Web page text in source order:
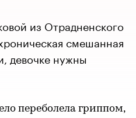
из Отрадненского
смешанная
девочке нужны
переболела гриппом,